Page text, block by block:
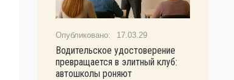
17.03.29
Водительское удостоверение
превращается в элитный клуб:
автошколы роняют